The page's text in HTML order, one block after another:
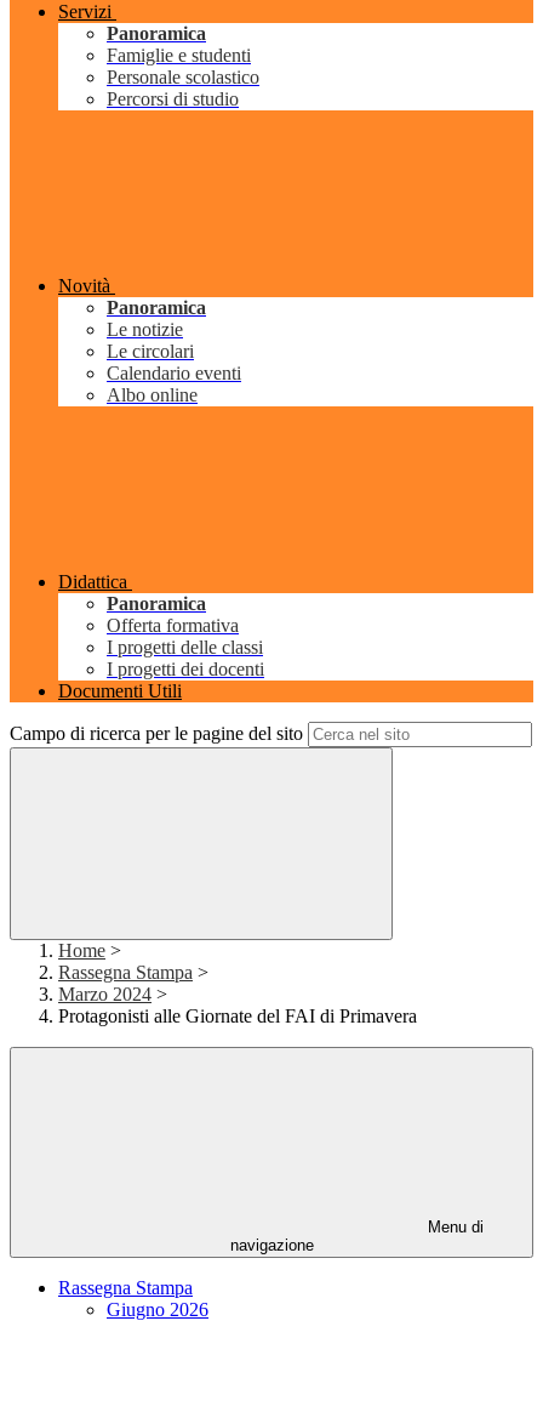
Servizi
Panoramica
Famiglie e studenti
Personale scolastico
Percorsi di studio
Novità
Panoramica
Le notizie
Le circolari
Calendario eventi
Albo online
Didattica
Panoramica
Offerta formativa
I progetti delle classi
I progetti dei docenti
Documenti Utili
Campo di ricerca per le pagine del sito
Home >
Rassegna Stampa >
Marzo 2024 >
Protagonisti alle Giornate del FAI di Primavera
Menu di
navigazione
Rassegna Stampa
Giugno 2026